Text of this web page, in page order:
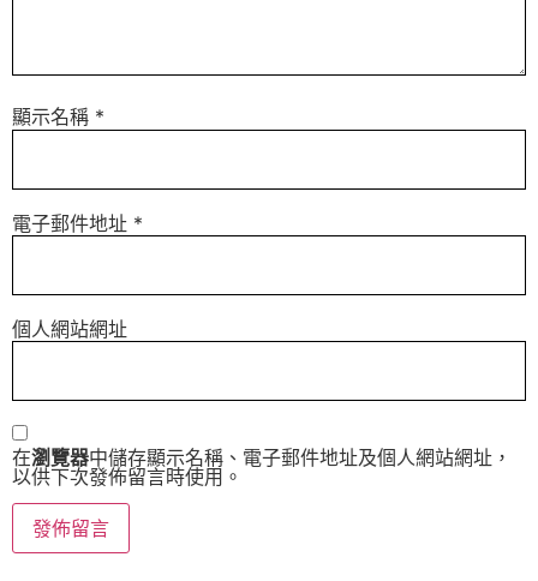
顯示名稱 *
電子郵件地址 *
個人網站網址
在瀏覽器中儲存顯示名稱、電子郵件地址及個人網站網址，
以供下次發佈留言時使用。